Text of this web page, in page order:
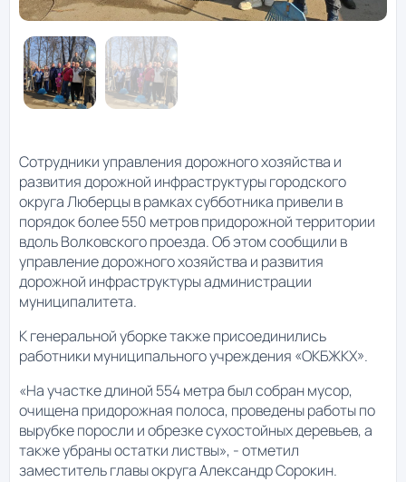
Сотрудники управления дорожного хозяйства и
развития дорожной инфраструктуры городского
округа Люберцы в рамках субботника привели в
порядок более 550 метров придорожной территории
вдоль Волковского проезда. Об этом сообщили в
управление дорожного хозяйства и развития
дорожной инфраструктуры администрации
муниципалитета.
К генеральной уборке также присоединились
работники муниципального учреждения «ОКБЖКХ».
«На участке длиной 554 метра был собран мусор,
очищена придорожная полоса, проведены работы по
вырубке поросли и обрезке сухостойных деревьев, а
также убраны остатки листвы», - отметил
заместитель главы округа Александр Сорокин.